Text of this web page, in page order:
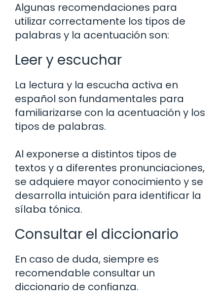
Algunas recomendaciones para
utilizar correctamente los tipos de
palabras y la acentuación son:
Leer y escuchar
La lectura y la escucha activa en
español son fundamentales para
familiarizarse con la acentuación y los
tipos de palabras.
Al exponerse a distintos tipos de
textos y a diferentes pronunciaciones,
se adquiere mayor conocimiento y se
desarrolla intuición para identificar la
sílaba tónica.
Consultar el diccionario
En caso de duda, siempre es
recomendable consultar un
diccionario de confianza.